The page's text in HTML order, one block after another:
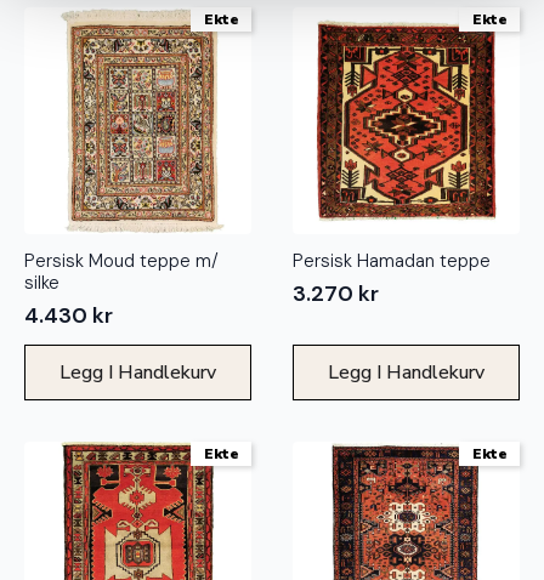
Ekte
Persisk Moud teppe m/
silke
4.430 kr
Legg I Handlekurv
Ekte
Persisk Hamadan teppe
3.270 kr
Legg I Handlekurv
Ekte Ekte